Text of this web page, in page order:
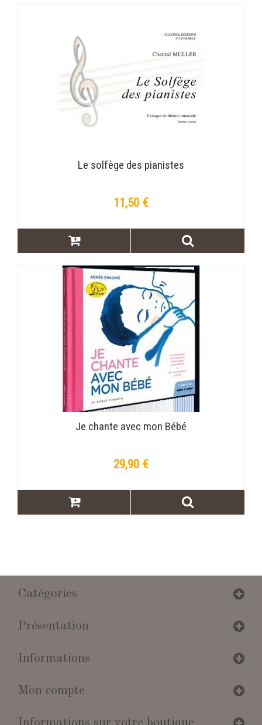
Le solfège des pianistes
11,50 €
Je chante avec mon Bébé
29,90 €
Catégories
Présentation
Informations
Mon compte